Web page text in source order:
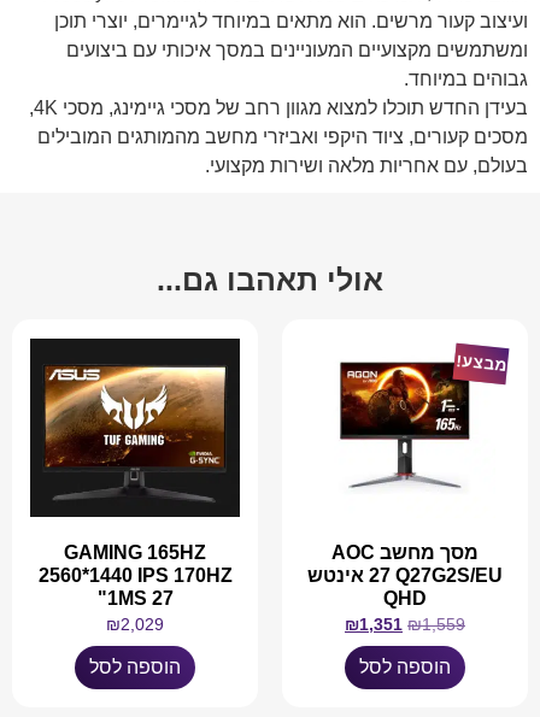
ועיצוב קעור מרשים. הוא מתאים במיוחד לגיימרים, יוצרי תוכן
ומשתמשים מקצועיים המעוניינים במסך איכותי עם ביצועים
גבוהים במיוחד.
בעידן החדש תוכלו למצוא מגוון רחב של מסכי גיימינג, מסכי 4K,
מסכים קעורים, ציוד היקפי ואביזרי מחשב מהמותגים המובילים
בעולם, עם אחריות מלאה ושירות מקצועי.
אולי תאהבו גם...
מבצע!
מסך מחשב AOC
Q27G2S/EU ‏27 ‏אינטש
QHD
₪1,559
₪1,351
הוספה לסל
GAMING 165HZ
2560*1440 IPS 170HZ
1MS 27"
₪2,029
הוספה לסל